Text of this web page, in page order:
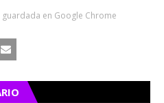
en Google Chrome